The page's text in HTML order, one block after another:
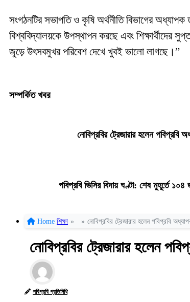
সংগঠনটির সভাপতি ও কৃষি অর্থনীতি বিভাগের
বিশ্ববিদ্যালয়কে উপস্থাপন করছে এবং শিক্ষার্থীদের
জুড়ে উৎসবমুখর পরিবেশ দেখে খুবই ভালো লাগছে।”
সম্পর্কিত খবর
নোবিপ্রবির ট্রেজারার হলেন পবিপ্রবি
পবিপ্রবি ভিসির বিদায় ঘণ্টা: শেষ মুহূর্তে
Home শিক্ষা » » নোবিপ্রবির ট্রেজারার হলেন পবিপ্রবি
নোবিপ্রবির ট্রেজারার হলেন
পবিপ্রবি প্রতিনিধি